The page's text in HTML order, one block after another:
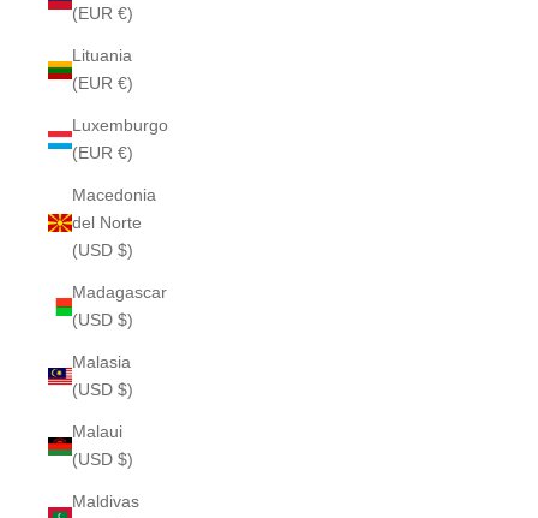
(EUR €)
Lituania
(EUR €)
Luxemburgo
(EUR €)
Macedonia
del Norte
(USD $)
Madagascar
(USD $)
Malasia
(USD $)
Malaui
(USD $)
Maldivas